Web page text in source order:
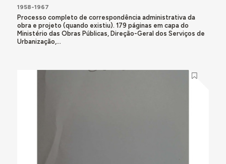
1958-1967
Processo completo de correspondência administrativa da
obra e projeto (quando existiu). 179 páginas em capa do
Ministério das Obras Públicas, Direção-Geral dos Serviços de
Urbanização,...